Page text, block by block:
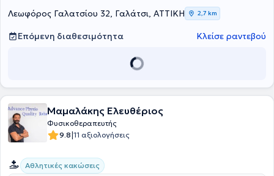
Λεωφόρος Γαλατσίου 32, Γαλάτσι, ΑΤΤΙΚΗ 2,7 km
Επόμενη διαθεσιμότητα Κλείσε ραντεβού
Μαμαλάκης Ελευθέριος
Φυσικοθεραπευτής
9.8|11 αξιολογήσεις
Αθλητικές κακώσεις